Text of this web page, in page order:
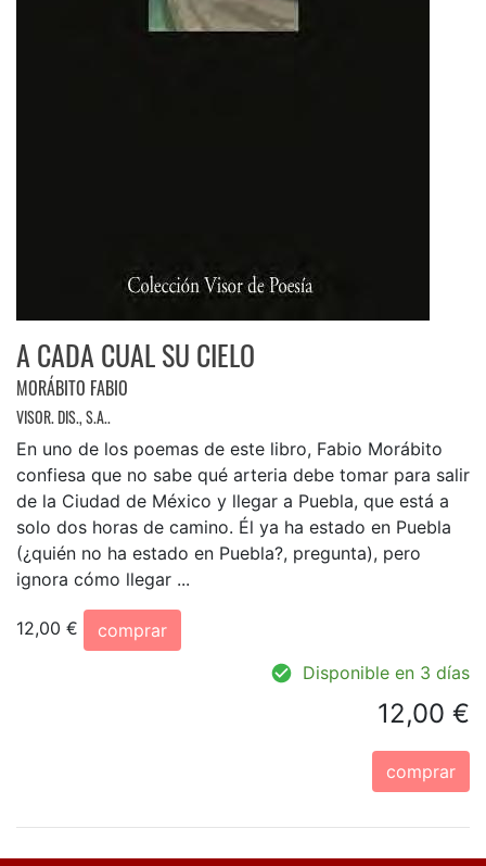
A CADA CUAL SU CIELO
MORÁBITO FABIO
VISOR. DIS., S.A..
En uno de los poemas de este libro, Fabio Morábito
confiesa que no sabe qué arteria debe tomar para salir
de la Ciudad de México y llegar a Puebla, que está a
solo dos horas de camino. Él ya ha estado en Puebla
(¿quién no ha estado en Puebla?, pregunta), pero
ignora cómo llegar ...
12,00 €
comprar
Disponible en 3 días
12,00 €
comprar